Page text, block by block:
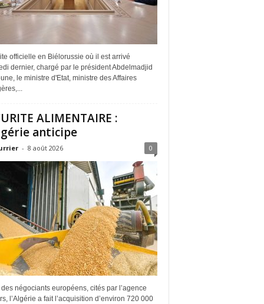
officielle en Biélorussie où il est arrivé
dernier, chargé par le président Abdelmadjid
le ministre d'Etat, ministre des Affaires
ALIMENTAIRE :
anticipe
- 8 août 2026 0
négociants européens, cités par l’agence
l’Algérie a fait l’acquisition d’environ 720 000